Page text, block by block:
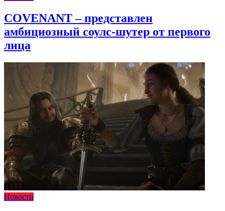
COVENANT – представлен
амбициозный соулс-шутер от первого
лица
Новости